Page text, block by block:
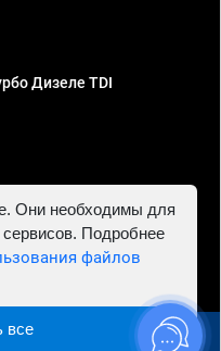
Дизеле TDI
ИНН 781302555843,
- Автосервис "Евро
Они необходимы для
Подробнее
файлов
все